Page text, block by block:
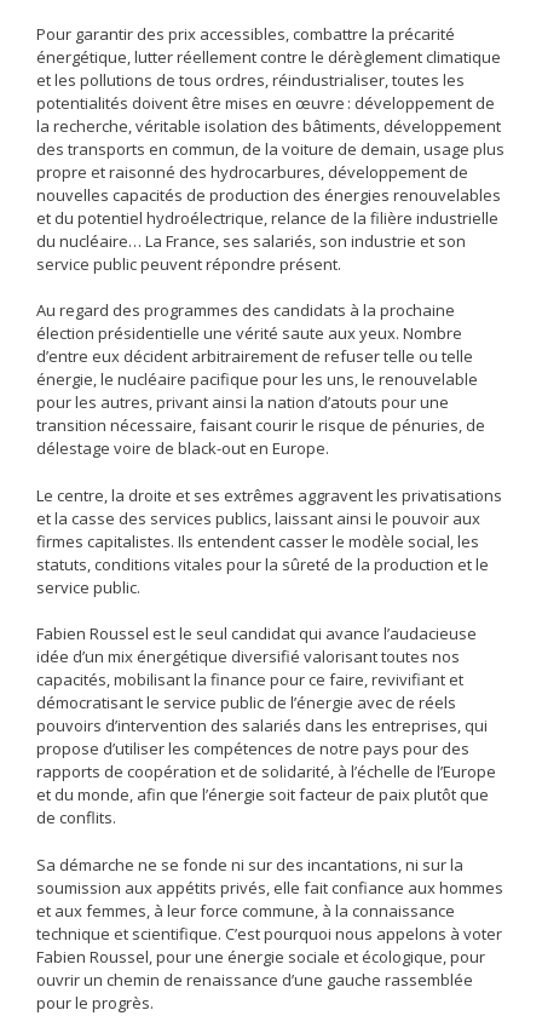
Pour garantir des prix accessibles, combattre la précarité
énergétique, lutter réellement contre le dérèglement climatique
et les pollutions de tous ordres, réindustrialiser, toutes les
potentialités doivent être mises en œuvre : développement de
la recherche, véritable isolation des bâtiments, développement
des transports en commun, de la voiture de demain, usage plus
propre et raisonné des hydrocarbures, développement de
nouvelles capacités de production des énergies renouvelables
et du potentiel hydroélectrique, relance de la filière industrielle
du nucléaire… La France, ses salariés, son industrie et son
service public peuvent répondre présent.
Au regard des programmes des candidats à la prochaine
élection présidentielle une vérité saute aux yeux. Nombre
d’entre eux décident arbitrairement de refuser telle ou telle
énergie, le nucléaire pacifique pour les uns, le renouvelable
pour les autres, privant ainsi la nation d’atouts pour une
transition nécessaire, faisant courir le risque de pénuries, de
délestage voire de black-out en Europe.
Le centre, la droite et ses extrêmes aggravent les privatisations
et la casse des services publics, laissant ainsi le pouvoir aux
firmes capitalistes. Ils entendent casser le modèle social, les
statuts, conditions vitales pour la sûreté de la production et le
service public.
Fabien Roussel est le seul candidat qui avance l’audacieuse
idée d’un mix énergétique diversifié valorisant toutes nos
capacités, mobilisant la finance pour ce faire, revivifiant et
démocratisant le service public de l’énergie avec de réels
pouvoirs d’intervention des salariés dans les entreprises, qui
propose d’utiliser les compétences de notre pays pour des
rapports de coopération et de solidarité, à l’échelle de l’Europe
et du monde, afin que l’énergie soit facteur de paix plutôt que
de conflits.
Sa démarche ne se fonde ni sur des incantations, ni sur la
soumission aux appétits privés, elle fait confiance aux hommes
et aux femmes, à leur force commune, à la connaissance
technique et scientifique. C’est pourquoi nous appelons à voter
Fabien Roussel, pour une énergie sociale et écologique, pour
ouvrir un chemin de renaissance d’une gauche rassemblée
pour le progrès.